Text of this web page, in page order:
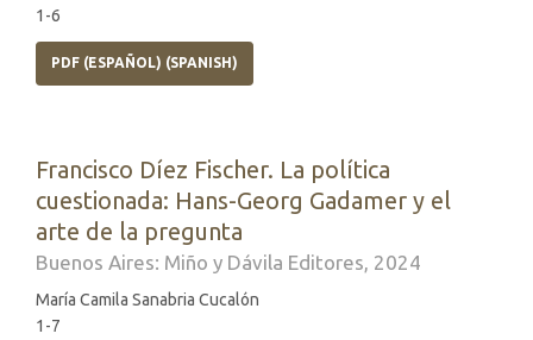
1-6
PDF (ESPAÑOL) (SPANISH)
Francisco Díez Fischer. La política
cuestionada: Hans-Georg Gadamer y el
arte de la pregunta
Buenos Aires: Miño y Dávila Editores, 2024
María Camila Sanabria Cucalón
1-7